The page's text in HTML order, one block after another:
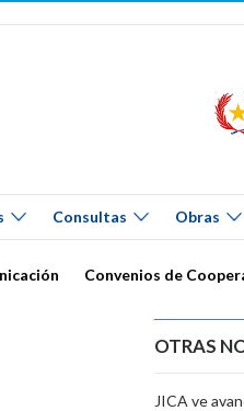
Consultas Obras
Convenios de
OTRAS
JICA ve